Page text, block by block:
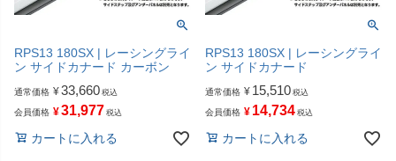
RPS13 180SX | レーシングライ
ン サイドカナード カーボン
通常価格 ¥33,660 税込
会員価格 ¥31,977 税込
カートに入れる
RPS13 180SX | レーシングライ
ン サイドカナード
通常価格 ¥ 15,510 税込
会員価格 ¥ 14,734 税込
カートに入れる